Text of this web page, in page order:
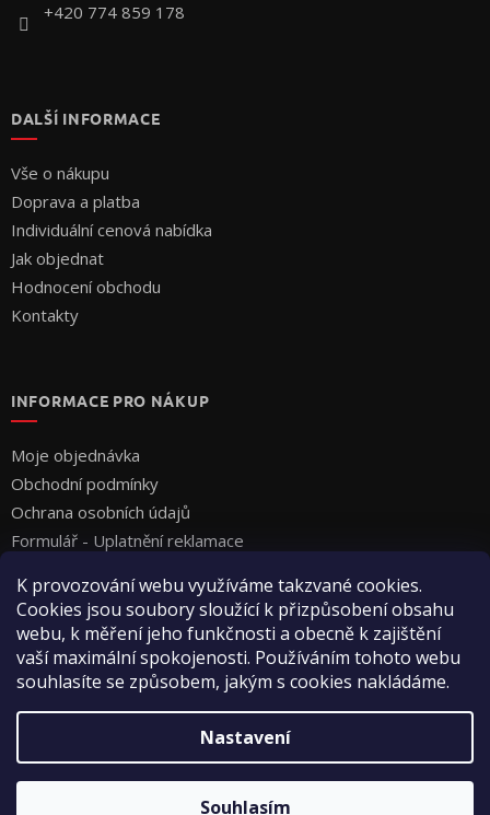
K provozování webu využíváme takzvané cookies.
Cookies jsou soubory sloužící k přizpůsobení obsahu
webu, k měření jeho funkčnosti a obecně k zajištění
vaší maximální spokojenosti. Používáním tohoto webu
souhlasíte se způsobem, jakým s cookies nakládáme.
Nastavení
Souhlasím
+420 774 859 178
DALŠÍ INFORMACE
Vše o nákupu
Doprava a platba
Individuální cenová nabídka
Jak objednat
Hodnocení obchodu
Kontakty
INFORMACE PRO NÁKUP
Moje objednávka
Obchodní podmínky
Ochrana osobních údajů
Formulář - Uplatnění reklamace
Vytvořil Shoptet
Copyright 2026Vyza Professional s.r.o.. Všechna práva
vyhrazena.